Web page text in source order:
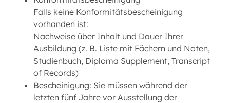
Falls keine Konformitätsbescheinigung
vorhanden ist:
Nachweise über Inhalt und Dauer Ihrer
Ausbildung (z. B. Liste mit Fächern und Noten,
Studienbuch, Diploma Supplement, Transcript
of Records)
Bescheinigung: Sie müssen während der
letzten fünf Jahre vor Ausstellung der